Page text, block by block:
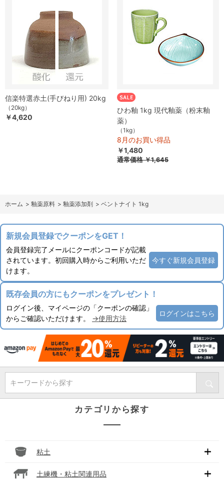
信楽特選赤土(手びねり用) 20kg
（20kg）
￥4,620
ひわ釉 1kg 現代釉薬（粉末釉
薬）
（1kg）
8月のお買い得品
￥1,480
通常価格￥1,645
ホーム > 釉薬原料 > 釉薬添加剤 > ベントナイト 1kg
新規会員登録でクーポンをGET！
会員登録完了メールにクーポンコードが記載
されています。初回購入時からご利用いただ
けます。
今すぐ新規会員登録
既存会員の方にもクーポンをプレゼント！
ログイン後、マイページの「クーポンの確認」
からご確認いただけます。 →使用方法
ログインはこちら
キーワードから探す
カテゴリから探す
粘土
土練機・粘土関連用品